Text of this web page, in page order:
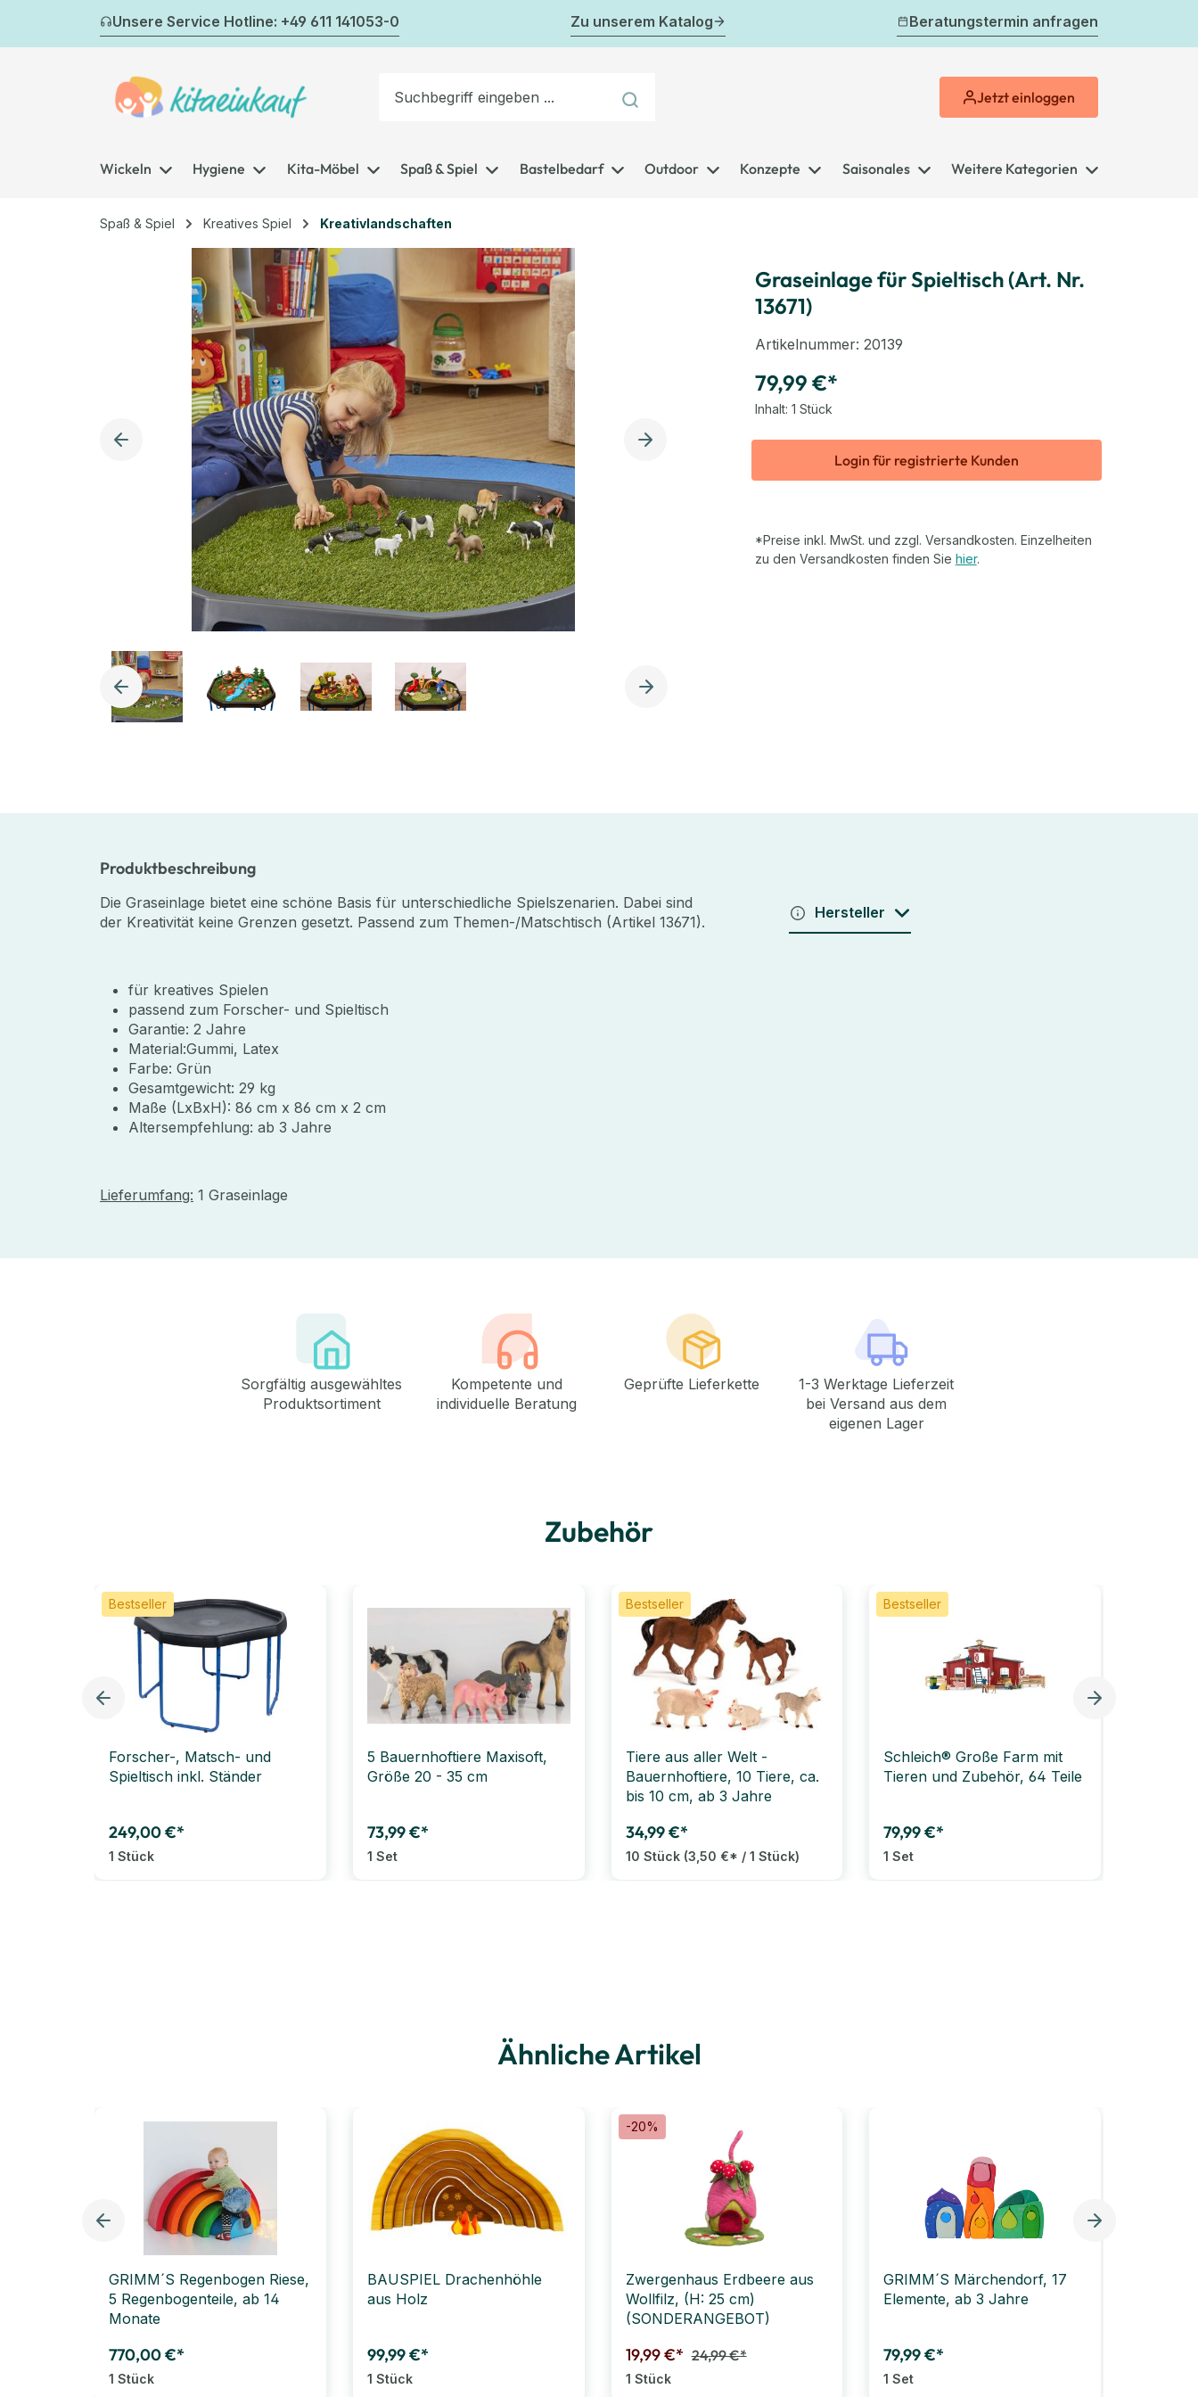
Hauptinhalt springen
Zur Suche springen
Zur Hauptnavigation springen
Unsere Service Hotline: +49 611 141053-0 Zu unserem Katalog Beratungstermin anfragen
Jetzteinloggen
Wickeln Hygiene Kita-Möbel Spaß & Spiel Bastelbedarf Outdoor Konzepte Saisonales Weitere Kategorien
Spaß & Spiel Kreatives Spiel Kreativlandschaften
Bildergalerie überspringen
Graseinlage für Spieltisch (Art. Nr.
13671)
Artikelnummer: 20139
79,99 €*
Inhalt: 1 Stück
Login für registrierte Kunden
*Preise inkl. MwSt. und zzgl. Versandkosten. Einzelheiten
zu den Versandkosten finden Sie hier.
Produktbeschreibung
Die Graseinlage bietet eine schöne Basis für unterschiedliche Spielszenarien. Dabei sind
der Kreativität keine Grenzen gesetzt. Passend zum Themen-/Matschtisch (Artikel 13671).
für kreatives Spielen
passend zum Forscher- und Spieltisch
Garantie: 2 Jahre
Material:Gummi, Latex
Farbe: Grün
Gesamtgewicht: 29 kg
Maße (LxBxH): 86 cm x 86 cm x 2 cm
Altersempfehlung: ab 3 Jahre
Lieferumfang: 1 Graseinlage
Hersteller
Sorgfältig ausgewähltes
Produktsortiment
Kompetente und
individuelle Beratung
Geprüfte Lieferkette
1-3 Werktage Lieferzeit
bei Versand aus dem
eigenen Lager
Zubehör
Bestseller
Forscher-, Matsch- und
Spieltisch inkl. Ständer
249,00 €*
1 Stück
5 Bauernhoftiere Maxisoft,
Größe 20 - 35 cm
73,99 €*
1 Set
Bestseller
Tiere aus aller Welt -
Bauernhoftiere, 10 Tiere, ca.
bis 10 cm, ab 3 Jahre
34,99 €*
10 Stück (3,50 €* / 1 Stück)
Bestseller
Schleich® Große Farm mit
Tieren und Zubehör, 64 Teile
79,99 €*
1 Set
Ähnliche Artikel
GRIMM´S Regenbogen Riese,
5 Regenbogenteile, ab 14
Monate
770,00 €*
1 Stück
BAUSPIEL Drachenhöhle
aus Holz
99,99 €*
1 Stück
-20%
Zwergenhaus Erdbeere aus
Wollfilz, (H: 25 cm)
(SONDERANGEBOT)
19,99 €* 24,99 €*
1 Stück
GRIMM´S Märchendorf, 17
Elemente, ab 3 Jahre
79,99 €*
1 Set